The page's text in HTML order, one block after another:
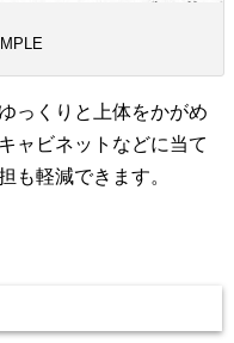
っくりと上体をかがめ
ャビネットなどに当て
も軽減できます。